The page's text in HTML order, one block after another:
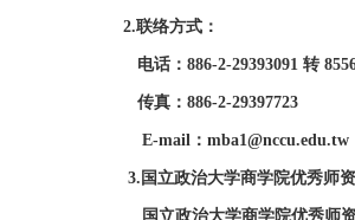
2.联络方式：
电话：886-2-29393091 转
传真：886-2-29397723
E-mail：mba1@nccu.edu.tw
3.国立政治大学商学院优秀师资
国立政治大学商学院优秀师资